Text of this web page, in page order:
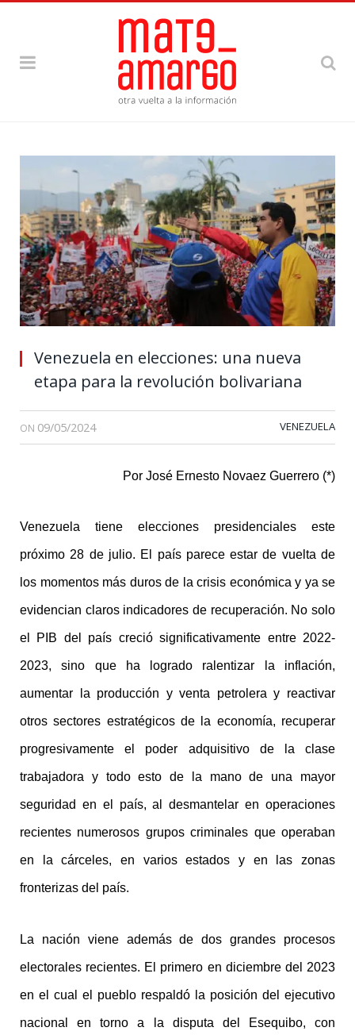
Venezuela en elecciones: una nueva
etapa para la revolución bolivariana
ON 09/05/2024 VENEZUELA
Por José Ernesto Novaez Guerrero (*)
Venezuela tiene elecciones presidenciales este
próximo 28 de julio. El país parece estar de vuelta de
los momentos más duros de la crisis económica y ya se
evidencian claros indicadores de recuperación. No solo
el PIB del país creció significativamente entre 2022-
2023, sino que ha logrado ralentizar la inflación,
aumentar la producción y venta petrolera y reactivar
otros sectores estratégicos de la economía, recuperar
progresivamente el poder adquisitivo de la clase
trabajadora y todo esto de la mano de una mayor
seguridad en el país, al desmantelar en operaciones
recientes numerosos grupos criminales que operaban
en la cárceles, en varios estados y en las zonas
fronterizas del país.
La nación viene además de dos grandes procesos
electorales recientes. El primero en diciembre del 2023
en el cual el pueblo respaldó la posición del ejecutivo
nacional en torno a la disputa del Esequibo, con